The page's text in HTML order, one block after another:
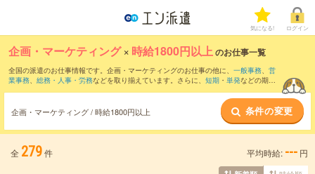
気になる! ログイン
企画・マーケティング × 時給1800円以上のお仕事一覧
全国の派遣のお仕事情報です。企画・マーケティングのお仕事の他に、 一般事務、 営
業事務、 総務・人事・労務などを取り揃えています。さらに、 短期 ・ 単発などの期間
企画・マーケティング / 時給1800円以上 条件の変更
全 279件 平均時給: --- 円